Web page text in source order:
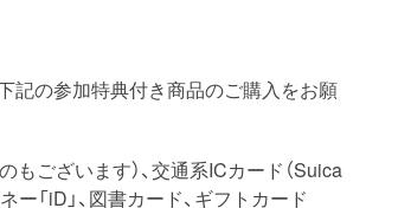
記の参加特典付き商品のご購入をお願
もございます）、交通系ICカード（Suica
「iD」、図書カード、ギフトカード